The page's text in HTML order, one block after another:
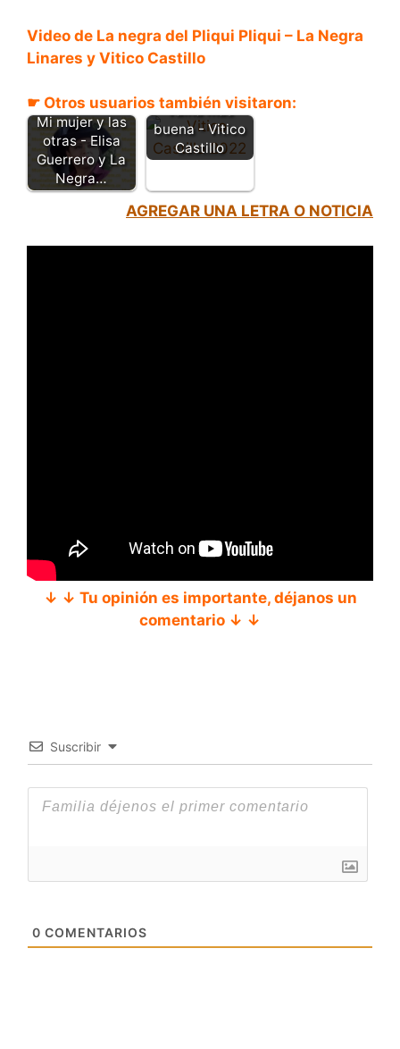
Video de La negra del Pliqui Pliqui – La Negra
Linares y Vitico Castillo
☛ Otros usuarios también visitaron:
Mi mujer y las
otras - Elisa
Guerrero y La
Negra…
No hay una
vaina más
buena - Vitico
Castillo
AGREGAR UNA LETRA O NOTICIA
↓ ↓ Tu opinión es importante, déjanos un
comentario ↓ ↓
Suscribir
0 COMENTARIOS